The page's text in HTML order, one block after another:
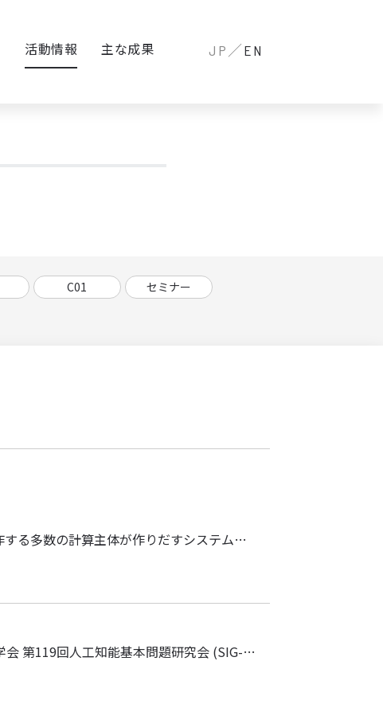
活動情報 主な成果 JP／EN
C01
セミナー
分散システムとは，相互に通信しながら協調して動作する多数の計算主体が作りだすシステムである．個々の計算主体はシステム全体の状況を把握できず，局所的，非同期的，並列的に計算や通信を行う．本講演の前半では，分散システムの通信グラフ上に構成した離散構造の遷移問題を紹介する．近年，独立点集合 [ICALP2019]，頂点彩色 [DISC2018]，全域木 [SSS2021]の分散遷移問題が異なる設定の下で提案されており，これらの結果を紹介する．講演の後半では，モバイルロボットやエージェントなどの自律的に計算，移動を行うモバイル計算主体群が構成する分散システムの遷移問題を紹介する．このような分散システムでは，計算主体の幾何的な配置に着目し，パターン形成問題や再構成問題という名前で遷移可能性が議論されてきた．講演者は近年，遷移列の繰返しや組合せによって探索や脱出といった機能を実現する研究に取り組んでいる．講演後半ではモバイルロボット群のパターン形成問題，モジュールロボットの探索と脱出を紹介する．
和佐 州洋 (豊橋技術科学大学，A01班) が，人工知能学会 第119回人工知能基本問題研究会 (SIG-FPAI) にて招待講演を行います． 2022年1月28日 (金) 11:00 - 12:00 和佐 州洋 (豊橋科学技術大学, A01班）「難しい列挙問題に対するアプローチ」 参加お申込みは，研究会のWebサイトをご覧ください． 第119回人工知能基本問題研究会